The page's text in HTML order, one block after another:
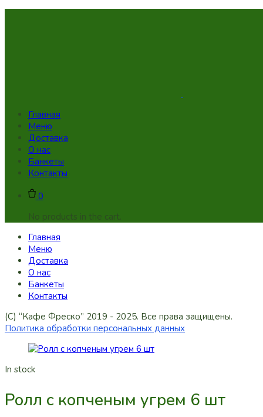
Главная
Меню
Доставка
О нас
Банкеты
Контакты
0
No products in the cart.
Главная
Меню
Доставка
О нас
Банкеты
Контакты
(C) “Кафе Фреско” 2019 - 2025. Все права защищены.
Политика обработки персональных данных
In stock
Ролл с копченым угрем 6 шт